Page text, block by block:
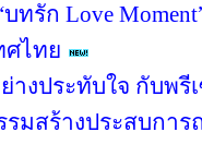
ทรัก Love
ศไทย
างประทับใจ กับพ
รรมสร้างประสบก